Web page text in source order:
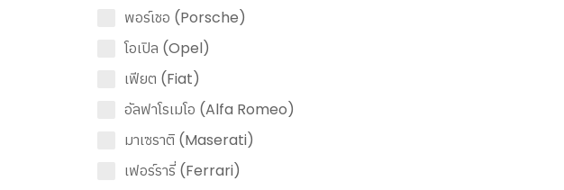
พอร์เชอ (Porsche)
โอเปิล (Opel)
เฟียต (Fiat)
อัลฟาโรเมโอ (Alfa Romeo)
มาเซราติ (Maserati)
เฟอร์รารี่ (Ferrari)